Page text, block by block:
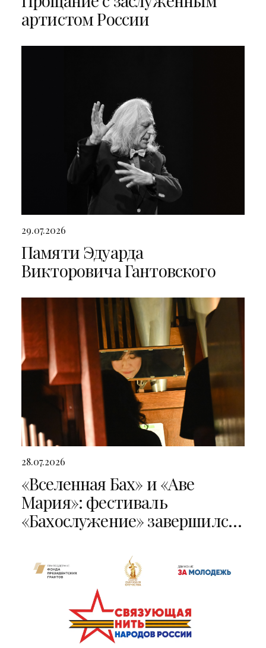
артистом России
29.07.2026
Памяти Эдуарда
Викторовича Гантовского
28.07.2026
«Вселенная Бах» и «Аве
Мария»: фестиваль
«Бахослужение» завершился